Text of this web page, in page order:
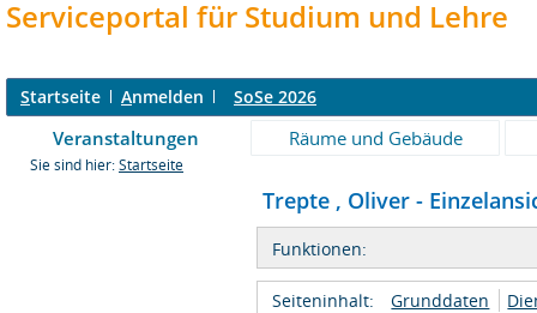
Serviceportal für Studium und Lehre
Startseite Anmelden SoSe 2026
Veranstaltungen Räume und Gebäude
Sie sind hier: Startseite
Trepte , Oliver -
Funktionen:
Seiteninhalt: Grunddaten